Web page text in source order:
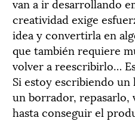
creatividad exige
idea y convertirla en
que también requiere
volver a reescribirlo…
Si estoy escribiendo
un borrador,
hasta conseguir el